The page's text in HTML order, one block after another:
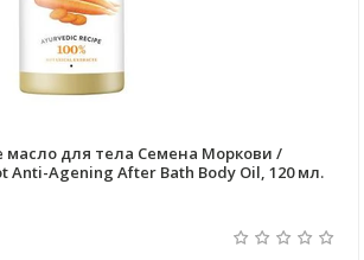
для тела Семена Моркови /
Anti-Agening After Bath Body Oil, 120 мл.